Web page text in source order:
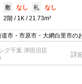
敷
なし 礼
なし
2階
1K 21.73m²
市・市原市・大網白里市の
お任せ下さい。
グ千葉 津田沼店
詳